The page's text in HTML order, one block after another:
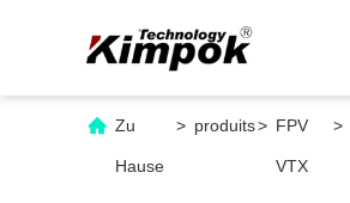
Zu
Hause
> produits> FPV
VTX
>